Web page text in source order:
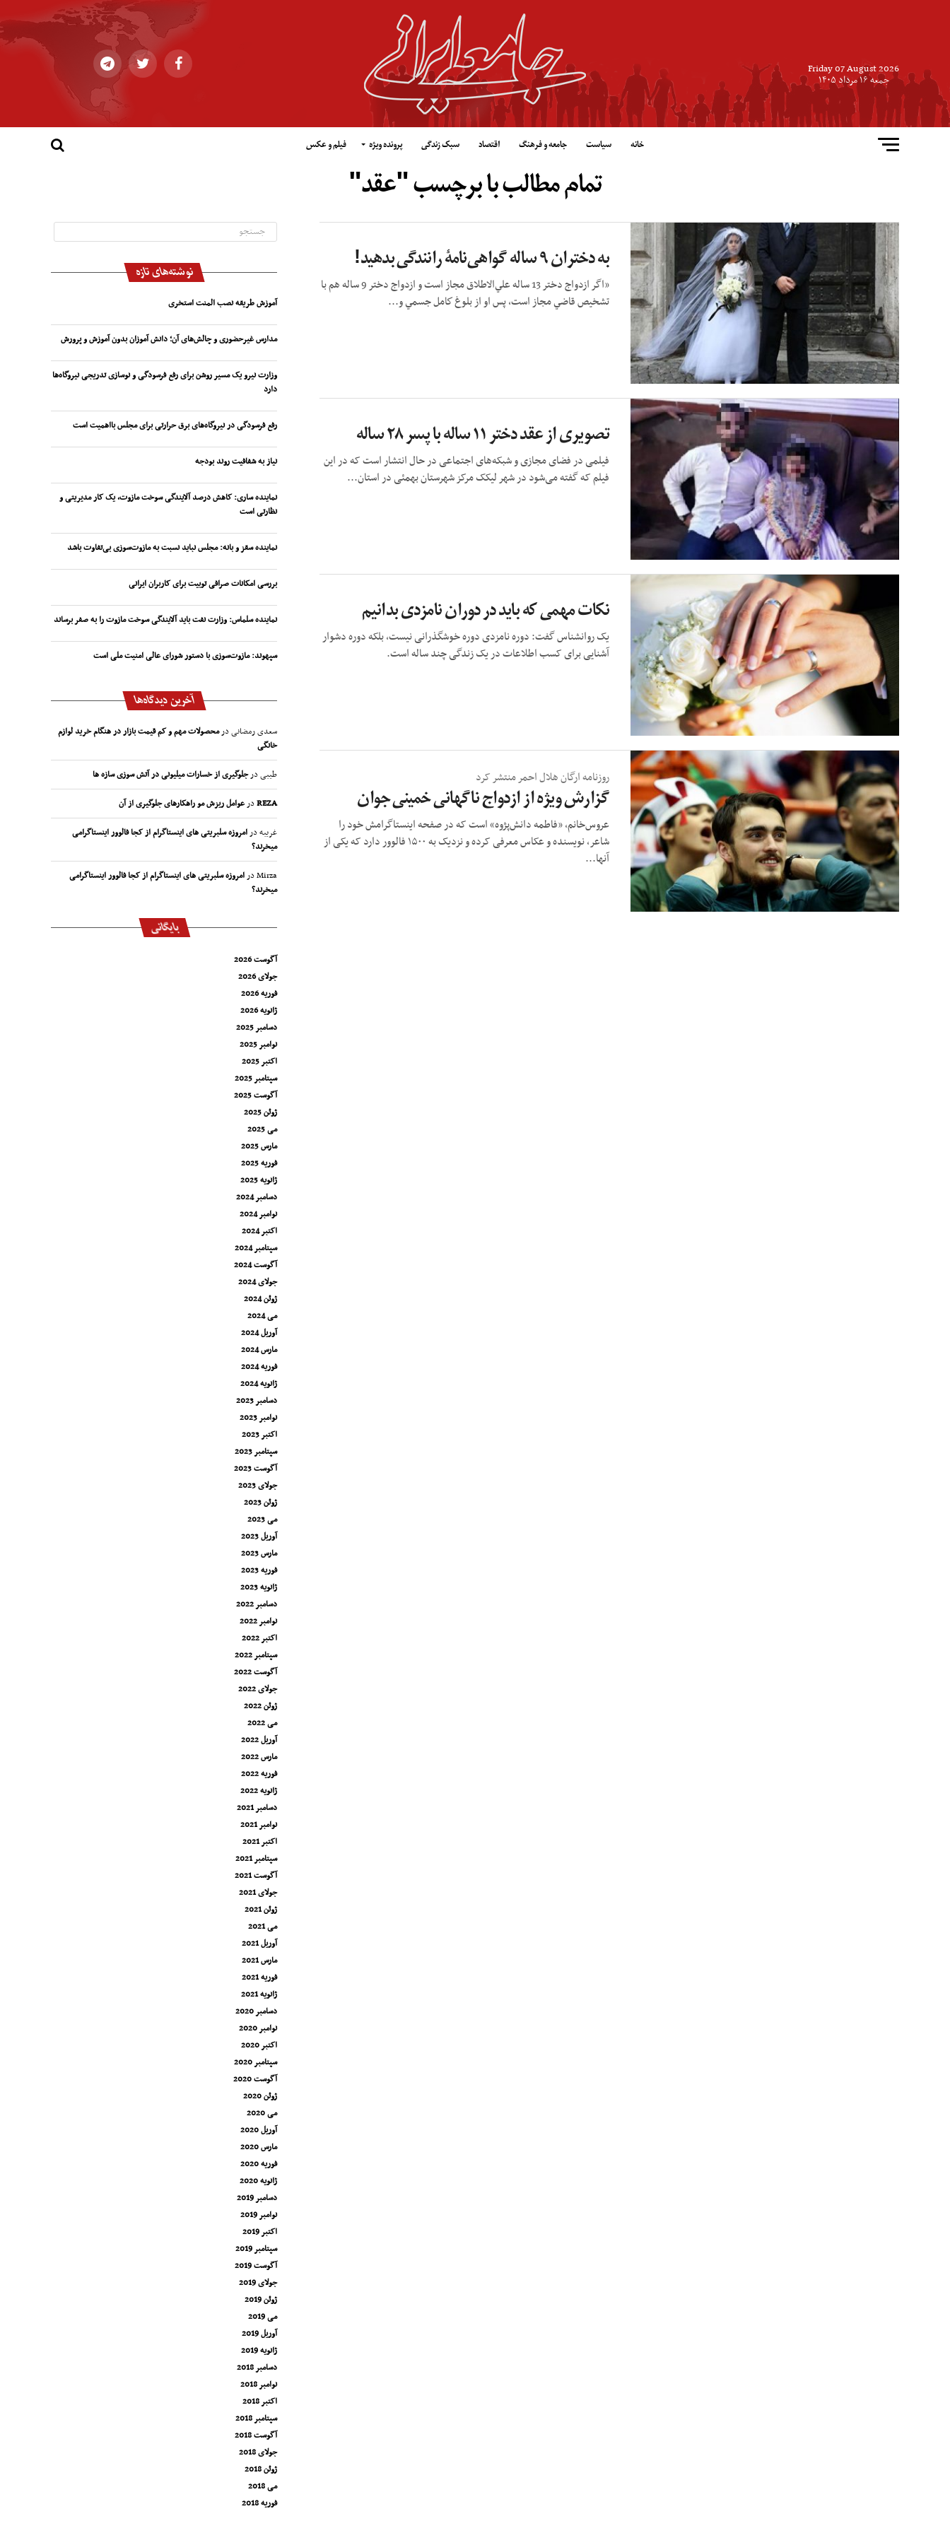
Friday 07 August 2026
جمعه ۱۶ مرداد ۱۴۰۵
خانه سیاست جامعه و فرهنگ اقتصاد سبک زندگی پرونده ویژه فیلم و عکس
تمام مطالب با برچسب "عقد"
به دختران ۹ ساله گواهی‌نامۀ رانندگی بدهید!
«اگر ازدواج دختر 13 ساله علي‌‌الاطلاق مجاز است و ازدواج دختر 9 ساله هم با
تشخيص قاضي مجاز است، پس او از بلوغ كامل جسمي و...
تصویری از عقد دختر ۱۱ ساله با پسر ۲۸ ساله
فیلمی در فضای مجازی و شبکه‌های اجتماعی در حال انتشار است که در این
فیلم که گفته می‌شود در شهر لیکک مرکز شهرستان بهمئی در استان...
نکات مهمی که باید در دوران نامزدی بدانیم
یک روانشناس گفت: دوره نامزدی دوره خوشگذرانی نیست، بلکه دوره دشوار
آشنایی برای کسب اطلاعات در یک زندگی چند ساله است.
روزنامه ارگان هلال احمر منتشر کرد
گزارش ویژه از ازدواج ناگهانی خمینی جوان
عروس‌خانم، «فاطمه دانش‌پژوه» است که در صفحه اینستاگرامش خود را
شاعر، نویسنده و عکاس معرفی کرده و نزدیک به ۱۵۰۰ فالوور دارد که یکی از
آنها...
نوشته‌های تازه
آموزش طریقه نصب المنت استخری
مدارس غیرحضوری و چالش‌های آن؛ دانش آموزان بدون آموزش و پرورش
وزارت نیرو یک مسیر روشن برای رفع فرسودگی و نوسازی تدریجی نیروگاه‌ها
دارد
رفع فرسودگی در نیروگاه‌های برق حرارتی برای مجلس بااهمیت است
نیاز به شفافیت روند بودجه
نماینده ساری: کاهش درصد آلایندگی سوخت مازوت، یک کار مدیریتی و
نظارتی است
نماینده سقز و بانه: مجلس نباید نسبت به مازوت‌سوزی بی‌تفاوت باشد
بررسی امکانات صرافی توبیت برای کاربران ایرانی
نماینده سلماس: وزارت نفت باید آلایندگی سوخت مازوت را به صفر برساند
سپهوند:‌ مازوت‌سوزی با دستور شورای عالی امنیت ملی است
آخرین دیدگاه‌ها
سعدی رمضانیدرمحصولات مهم و کم قیمت بازار در هنگام خرید لوازم
خانگی
طیبیدرجلوگیری از خسارات میلیونی در آتش سوزی سازه ها
REZAدرعوامل ریزش مو راهکارهای جلوگیری از آن
غریبهدرامروزه سلبریتی های اینستاگرام از کجا فالوور اینستاگرامی
میخرند؟
Mirzaدرامروزه سلبریتی های اینستاگرام از کجا فالوور اینستاگرامی
میخرند؟
بایگانی
آگوست 2026
جولای 2026
فوریه 2026
ژانویه 2026
دسامبر 2025
نوامبر 2025
اکتبر 2025
سپتامبر 2025
آگوست 2025
ژوئن 2025
می 2025
مارس 2025
فوریه 2025
ژانویه 2025
دسامبر 2024
نوامبر 2024
اکتبر 2024
سپتامبر 2024
آگوست 2024
جولای 2024
ژوئن 2024
می 2024
آوریل 2024
مارس 2024
فوریه 2024
ژانویه 2024
دسامبر 2023
نوامبر 2023
اکتبر 2023
سپتامبر 2023
آگوست 2023
جولای 2023
ژوئن 2023
می 2023
آوریل 2023
مارس 2023
فوریه 2023
ژانویه 2023
دسامبر 2022
نوامبر 2022
اکتبر 2022
سپتامبر 2022
آگوست 2022
جولای 2022
ژوئن 2022
می 2022
آوریل 2022
مارس 2022
فوریه 2022
ژانویه 2022
دسامبر 2021
نوامبر 2021
اکتبر 2021
سپتامبر 2021
آگوست 2021
جولای 2021
ژوئن 2021
می 2021
آوریل 2021
مارس 2021
فوریه 2021
ژانویه 2021
دسامبر 2020
نوامبر 2020
اکتبر 2020
سپتامبر 2020
آگوست 2020
ژوئن 2020
می 2020
آوریل 2020
مارس 2020
فوریه 2020
ژانویه 2020
دسامبر 2019
نوامبر 2019
اکتبر 2019
سپتامبر 2019
آگوست 2019
جولای 2019
ژوئن 2019
می 2019
آوریل 2019
ژانویه 2019
دسامبر 2018
نوامبر 2018
اکتبر 2018
سپتامبر 2018
آگوست 2018
جولای 2018
ژوئن 2018
می 2018
فوریه 2018